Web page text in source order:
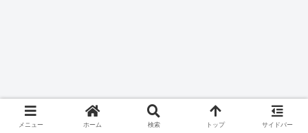
メニュー ホーム 検索 トップ サイドバー